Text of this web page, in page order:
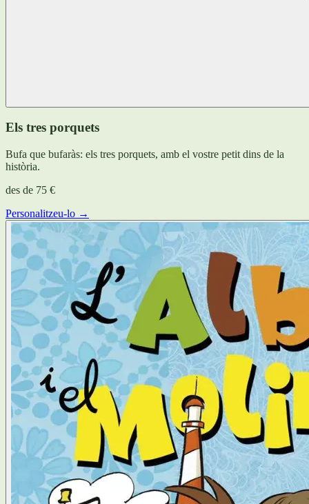
Els tres porquets
Bufa que bufaràs: els tres porquets, amb el vostre petit dins de la
història.
des de 75 €
Personalitzeu-lo →